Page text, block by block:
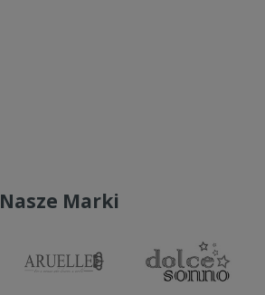
Nasze Marki